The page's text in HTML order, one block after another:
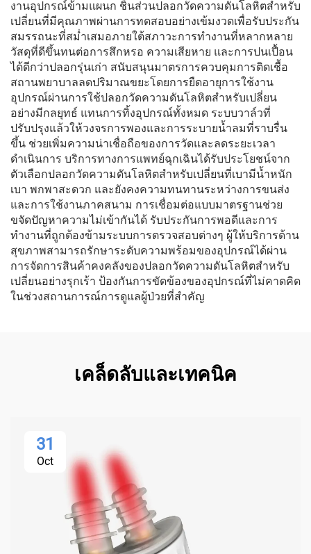
งานอุปกรณ์ข้ามแผนก ชิ้นส่วนปลอกวัดความดันโลหิตสำหรับ
เปลี่ยนที่มีคุณภาพผ่านการทดสอบอย่างเข้มงวดเพื่อรับประกัน
สมรรถนะที่สม่ำเสมอภายใต้สภาวะการทำงานที่หลากหลาย
วัสดุที่ดีขึ้นทนต่อการสึกหรอ ความเสียหาย และการปนเปื้อน
ได้ดีกว่าปลอกรุ่นเก่า สนับสนุนมาตรการควบคุมการติดเชื้อ
สถานพยาบาลลดปริมาณขยะโดยการยืดอายุการใช้งาน
อุปกรณ์ผ่านการใช้ปลอกวัดความดันโลหิตสำหรับเปลี่ยน
อย่างมีกลยุทธ์ แทนการทิ้งอุปกรณ์ทั้งหมด ระบบวาล์วที่
ปรับปรุงแล้วให้วงจรการพองและการระบายน้ำลมที่ราบรื่น
ขึ้น ช่วยเพิ่มความน่าเชื่อถือของการวัดและลดระยะเวลา
ดำเนินการ บริการทางการแพทย์ฉุกเฉินได้รับประโยชน์จาก
ตัวเลือกปลอกวัดความดันโลหิตสำหรับเปลี่ยนที่เบามีน้ำหนัก
เบา พกพาสะดวก และยังคงความทนทานระหว่างการขนส่ง
และการใช้งานภาคสนาม การเชื่อมต่อแบบมาตรฐานช่วย
ขจัดปัญหาความไม่เข้ากันได้ รับประกันการพอดีและการ
ทำงานที่ถูกต้องข้ามระบบการตรวจสอบต่างๆ ผู้ให้บริการด้าน
สุขภาพสามารถรักษาระดับความพร้อมของอุปกรณ์ได้ผ่าน
การจัดการสินค้าคงคลังของปลอกวัดความดันโลหิตสำหรับ
เปลี่ยนอย่างรุกเร้า ป้องกันการขัดข้องของอุปกรณ์ที่ไม่คาดคิด
ในช่วงสถานการณ์การดูแลผู้ป่วยที่สำคัญ
เคล็ดลับและเทคนิค
31
Oct